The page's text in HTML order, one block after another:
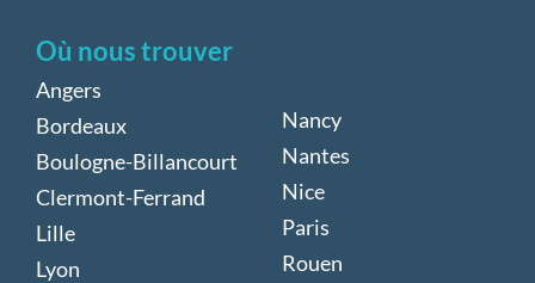
Où nous trouver
Angers
Bordeaux
Boulogne-Billancourt
Clermont-Ferrand
Lille
Lyon
Nancy
Nantes
Nice
Paris
Rouen